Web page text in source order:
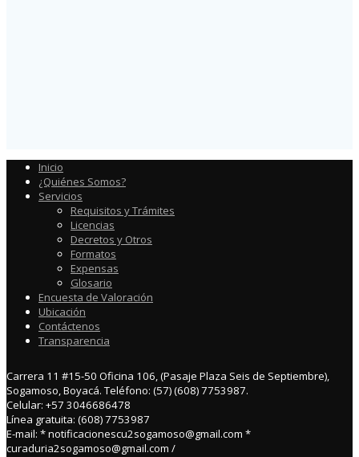
Inicio
¿Quiénes Somos?
Servicios
Requisitos y Trámites
Licencias
Decretos y Otros
Formatos
Expensas
Glosario
Encuesta de Valoración
Ubicación
Contáctenos
Transparencia
Carrera 11 #15-50 Oficina 106, (Pasaje Plaza Seis de Septiembre),
Sogamoso, Boyacá. Teléfono: (57) (608) 7753987.
Celular: +57 3046686478
Línea gratuita: (608) 7753987
E-mail: * notificacionescu2sogamoso@gmail.com *
curaduria2sogamoso@gmail.com /